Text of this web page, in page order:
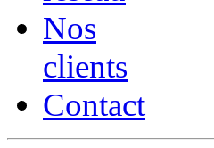
Nos
clients
Contact